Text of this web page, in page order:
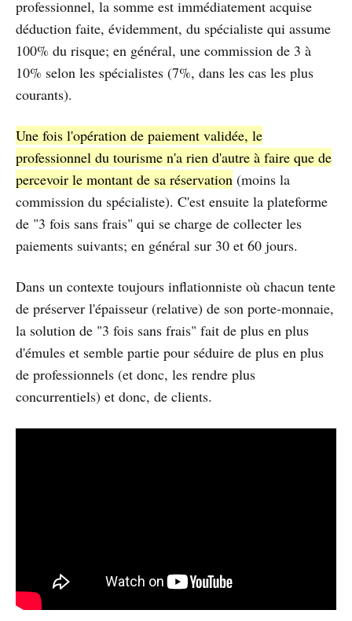
professionnel, la somme est immédiatement acquise
déduction faite, évidemment, du spécialiste qui assume
100% du risque; en général, une commission de 3 à
10% selon les spécialistes (7%, dans les cas les plus
courants).
Une fois l'opération de paiement validée, le
professionnel du tourisme n'a rien d'autre à faire que de
percevoir le montant de sa réservation (moins la
commission du spécialiste). C'est ensuite la plateforme
de "3 fois sans frais" qui se charge de collecter les
paiements suivants; en général sur 30 et 60 jours.
Dans un contexte toujours inflationniste où chacun tente
de préserver l'épaisseur (relative) de son porte-monnaie,
la solution de "3 fois sans frais" fait de plus en plus
d'émules et semble partie pour séduire de plus en plus
de professionnels (et donc, les rendre plus
concurrentiels) et donc, de clients.